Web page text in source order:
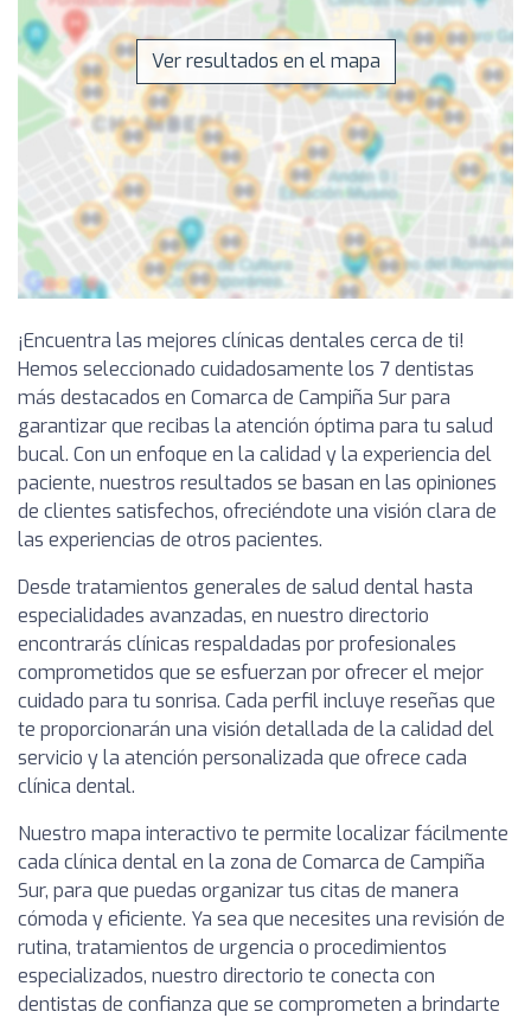
Ver resultados en el mapa
¡Encuentra las mejores clínicas dentales cerca de ti!
Hemos seleccionado cuidadosamente los 7 dentistas
más destacados en Comarca de Campiña Sur para
garantizar que recibas la atención óptima para tu salud
bucal. Con un enfoque en la calidad y la experiencia del
paciente, nuestros resultados se basan en las opiniones
de clientes satisfechos, ofreciéndote una visión clara de
las experiencias de otros pacientes.
Desde tratamientos generales de salud dental hasta
especialidades avanzadas, en nuestro directorio
encontrarás clínicas respaldadas por profesionales
comprometidos que se esfuerzan por ofrecer el mejor
cuidado para tu sonrisa. Cada perfil incluye reseñas que
te proporcionarán una visión detallada de la calidad del
servicio y la atención personalizada que ofrece cada
clínica dental.
Nuestro mapa interactivo te permite localizar fácilmente
cada clínica dental en la zona de Comarca de Campiña
Sur, para que puedas organizar tus citas de manera
cómoda y eficiente. Ya sea que necesites una revisión de
rutina, tratamientos de urgencia o procedimientos
especializados, nuestro directorio te conecta con
dentistas de confianza que se comprometen a brindarte